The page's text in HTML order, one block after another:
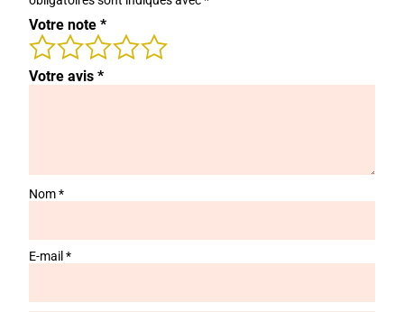
Votre note *
Votre avis *
Nom*
E-mail *